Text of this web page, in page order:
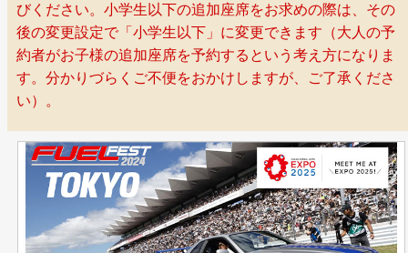
びください。小学生以下の追加座席をお求めの際は、その
後の変更設定で「小学生以下」に変更できます（大人の予
約者がお子様の追加座席を予約するという考え方になりま
す。分かりづらくご不便をおかけしますが、ご了承くださ
い）。